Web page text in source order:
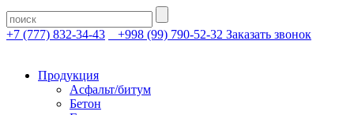
+7 (777) 832-34-43 +998 (99) 790-52-32 Заказать звонок
Продукция
Асфальт/битум
Бетон